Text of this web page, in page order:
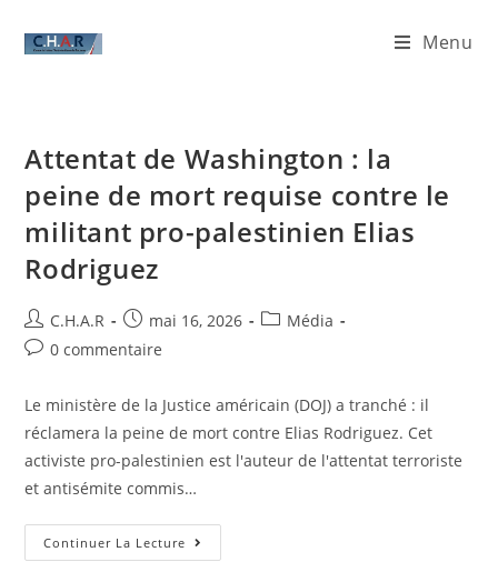
Menu
Attentat de Washington : la
peine de mort requise contre le
militant pro-palestinien Elias
Rodriguez
C.H.A.R mai 16, 2026
Média
0 commentaire
Le ministère de la Justice américain (DOJ) a tranché : il
réclamera la peine de mort contre Elias Rodriguez. Cet
activiste pro-palestinien est l'auteur de l'attentat terroriste
et antisémite commis…
Continuer La Lecture